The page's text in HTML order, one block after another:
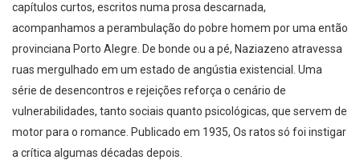
capítulos curtos, escritos numa prosa descarnada,
acompanhamos a perambulação do pobre homem por uma então
provinciana Porto Alegre. De bonde ou a pé, Naziazeno atravessa
ruas mergulhado em um estado de angústia existencial. Uma
série de desencontros e rejeições reforça o cenário de
vulnerabilidades, tanto sociais quanto psicológicas, que servem de
motor para o romance. Publicado em 1935, Os ratos só foi instigar
a crítica algumas décadas depois.